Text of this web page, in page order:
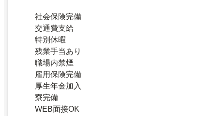
社会保険完備
交通費支給
特別休暇
残業手当あり
職場内禁煙
雇用保険完備
厚生年金加入
寮完備
WEB面接OK